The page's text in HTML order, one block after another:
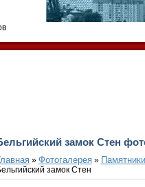
замок Стен
» Фотогалерея»
замок Стен